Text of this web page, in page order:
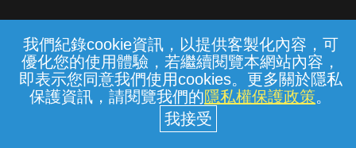
我們紀錄cookie資訊，以提供客製化內容，可
優化您的使用體驗，若繼續閱覽本網站內容，
即表示您同意我們使用cookies。更多關於隱私
保護資訊，請閱覽我們的隱私權保護政策。
常見問題 線上客服 服務條款 隱私權保護
中華電信股份有限公司個人家庭分公司
(統一編號：96979949) © 2026
{{notifyMsg}}